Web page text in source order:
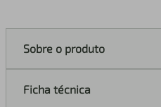
Sobre o produto
Ficha técnica